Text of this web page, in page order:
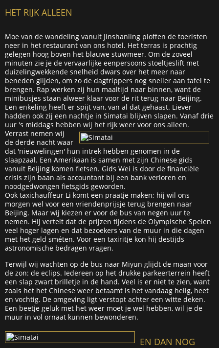
HET RIJK ALLEEN
Moe van de wandeling vanuit Jinshanling ploffen de toeristen
neer in het restaurant van ons hotel. Het terras is prachtig
gelegen hoog boven het blauwe stuwmeer. Om de zoveel
minuten zie je de vervaarlijke eenpersoons stoeltjeslift met
duizelingwekkende snelheid dwars over het meer naar
beneden glijden, om zo de dagtrippers nog sneller aan tafel te
brengen. Rap werken zij hun maaltijd naar binnen, want de
minibusjes staan alweer klaar voor de rit terug naar Beijing.
Een enkeling heeft er spijt van, van al dat gehaast. Liever
hadden ook zij een nachtje in Simatai blijven slapen. Vanaf drie
uur 's middags hebben wij het rijk weer voor ons alleen.
Verrast nemen wij
de derde nacht waar
dat 'nieuwelingen' hun intrek hebben genomen in de
slaapzaal. Een Amerikaan is samen met zijn Chinese gids
vanuit Beijing komen fietsen. Gids Wei is door de financiële
crisis zijn baan als accountant bij een bank verloren en
noodgedwongen fietsgids geworden.
Ook taxichauffeur Li komt een praatje maken; hij wil ons
morgen wel voor een vriendenprijsje terug brengen naar
Beijing. Maar wij kiezen er voor de bus van negen uur te
nemen. Hij vertelt dat de prijzen tijdens de Olympische Spelen
veel hoger lagen en dat bezoekers van de muur in die dagen
met het geld sméten. Voor een taxiritje kon hij destijds
astronomische bedragen vragen.
Terwijl wij wachten op de bus naar Miyun glijdt de maan voor
de zon: de eclips. Iedereen op het drukke parkeerterrein heeft
een slap zwart brilletje in de hand. Veel is er niet te zien, want
zoals het het Chinese weer betaamt is het vandaag heiig, heet
en vochtig. De omgeving ligt verstopt achter een witte deken.
Een beetje geluk met het weer moet je wel hebben, wil je de
muur in vol ornaat kunnen bewonderen.
EN DAN NOG